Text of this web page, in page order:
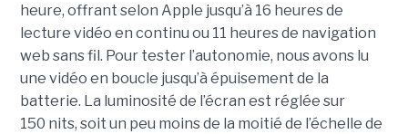
heure, offrant selon Apple jusqu’à 16 heures de
lecture vidéo en continu ou 11 heures de navigation
web sans fil. Pour tester l’autonomie, nous avons lu
une vidéo en boucle jusqu’à épuisement de la
batterie. La luminosité de l’écran est réglée sur
150 nits, soit un peu moins de la moitié de l’échelle de